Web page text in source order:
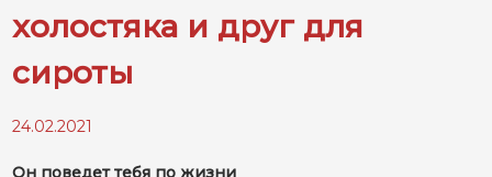
холостяка и друг для
сироты
24.02.2021